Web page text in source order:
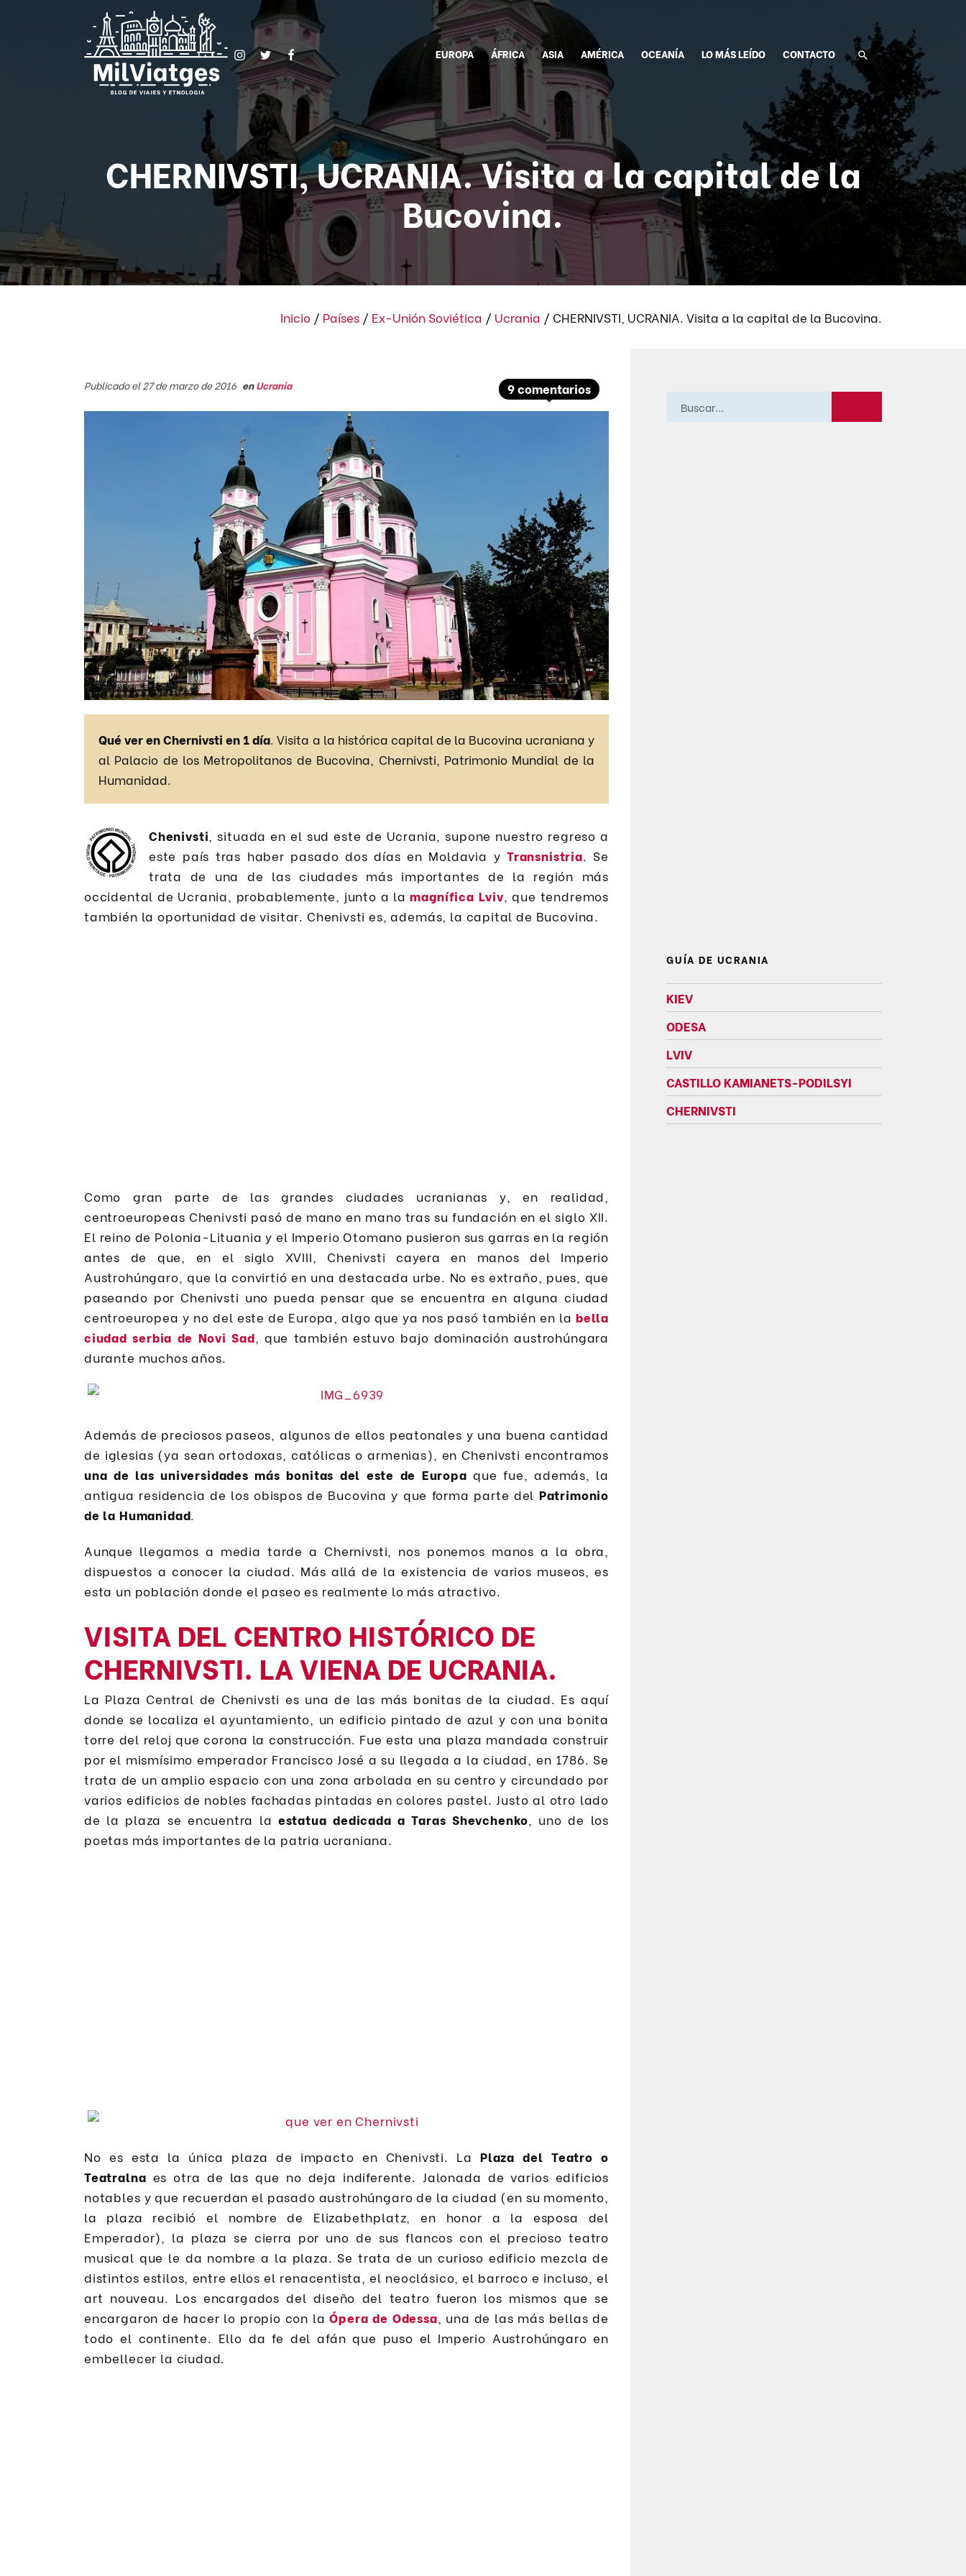
EUROPA ÁFRICA ASIA AMÉRICA OCEANÍA LO MÁS LEÍDO CONTACTO
CHERNIVSTI, UCRANIA. Visita a la capital de la
Bucovina.
Inicio / Países / Ex-Unión Soviética / Ucrania / CHERNIVSTI, UCRANIA. Visita a la capital de la Bucovina.
9 comentarios
Publicado el 27 de marzo de 2016 enUcrania
Qué ver en Chernivsti en 1 día . Visita a la histórica capital de la Bucovina ucraniana y
al Palacio de los Metropolitanos de Bucovina, Chernivsti, Patrimonio Mundial de la
Humanidad.
Chenivsti , situada en el sud este de Ucrania, supone nuestro regreso a
este país tras haber pasado dos días en Moldavia y Transnistria . Se
trata de una de las ciudades más importantes de la región más
occidental de Ucrania, probablemente, junto a lamagnífica Lviv , que tendremos
también la oportunidad de visitar. Chenivsti es, además, la capital de Bucovina.
Como gran parte de las grandes ciudades ucranianas y, en realidad,
centroeuropeas Chenivsti pasó de mano en mano tras su fundación en el siglo XII.
El reino de Polonia-Lituania y el Imperio Otomano pusieron sus garras en la región
antes de que, en el siglo XVIII, Chenivsti cayera en manos del Imperio
Austrohúngaro, que la convirtió en una destacada urbe. No es extraño, pues, que
paseando por Chenivsti uno pueda pensar que se encuentra en alguna ciudad
centroeuropea y no del este de Europa, algo que ya nos pasó también en la bella
ciudad serbia de Novi Sad, que también estuvo bajo dominación austrohúngara
durante muchos años.
Además de preciosos paseos, algunos de ellos peatonales y una buena cantidad
de iglesias (ya sean ortodoxas, católicas o armenias), en Chenivsti encontramos
una de las universidades más bonitas del este de Europa que fue, además, la
antigua residencia de los obispos de Bucovina y que forma parte del Patrimonio
de la Humanidad
Aunque llegamos a media tarde a Chernivsti, nos ponemos manos a la obra,
dispuestos a conocer la ciudad. Más allá de la existencia de varios museos, es
esta un población donde el paseo es realmente lo más atractivo.
VISITA DEL CENTRO HISTÓRICO DE
CHERNIVSTI. LA VIENA DE UCRANIA.
La Plaza Central de Chenivsti es una de las más bonitas de la ciudad. Es aquí
donde se localiza el ayuntamiento, un edificio pintado de azul y con una bonita
torre del reloj que corona la construcción. Fue esta una plaza mandada construir
por el mismísimo emperador Francisco José a su llegada a la ciudad, en 1786. Se
trata de un amplio espacio con una zona arbolada en su centro y circundado por
varios edificios de nobles fachadas pintadas en colores pastel. Justo al otro lado
de la plaza se encuentra la estatua dedicada a Taras Shevchenko, uno de los
poetas más importantes de la patria ucraniana.
No es esta la única plaza de impacto en Chenivsti. La Plaza del Teatro o
Teatralna es otra de las que no deja indiferente. Jalonada de varios edificios
notables y que recuerdan el pasado austrohúngaro de la ciudad (en su momento,
la plaza recibió el nombre de Elizabethplatz, en honor a la esposa del
Emperador), la plaza se cierra por uno de sus flancos con el precioso teatro
musical que le da nombre a la plaza. Se trata de un curioso edificio mezcla de
distintos estilos, entre ellos el renacentista, el neoclásico, el barroco e incluso, el
art nouveau. Los encargados del diseño del teatro fueron los mismos que se
encargaron de hacer lo propio con laÓpera de Odessa, una de las más bellas de
todo el continente. Ello da fe del afán que puso el Imperio Austrohúngaro en
embellecer la ciudad.
GUÍA DE UCRANIA
KIEV
ODESA
LVIV
CASTILLO KAMIANETS-PODILSYI
CHERNIVSTI